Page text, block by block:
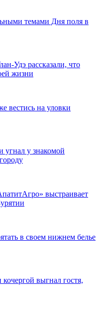
темами Дня поля в
Удэ рассказали, что
жизни
вестись на уловки
угнал у знакомой
выстраивает
в своем нижнем белье
выгнал гостя,